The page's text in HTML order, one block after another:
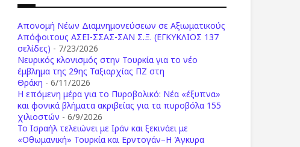
Απονομή Νέων Διαμνημονεύσεων σε Αξιωματικούς
Απόφοιτους ΑΣΕΙ-ΣΣΑΣ-ΣΑΝ Σ.Ξ. (ΕΓΚΥΚΛΙΟΣ 137
σελίδες) - 7/23/2026
Νευρικός κλονισμός στην Τουρκία για το νέο
έμβλημα της 29ης Ταξιαρχίας ΠΖ στη
Θράκη - 6/11/2026
Η επόμενη μέρα για το Πυροβολικό: Νέα «έξυπνα»
και φονικά βλήματα ακριβείας για τα πυροβόλα 155
χιλιοστών - 6/9/2026
Το Ισραήλ τελειώνει με Ιράν και ξεκινάει με
«Οθωμανική» Τουρκία και Ερντογάν–Η Άγκυρα